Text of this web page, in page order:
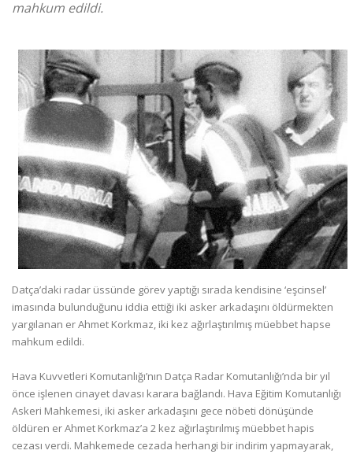
mahkum edildi.
Datça’daki radar üssünde görev yaptığı sırada kendisine ‘eşcinsel’
imasında bulunduğunu iddia ettiği iki asker arkadaşını öldürmekten
yargılanan er Ahmet Korkmaz, iki kez ağırlaştırılmış müebbet hapse
mahkum edildi.
Hava Kuvvetleri Komutanlığı’nın Datça Radar Komutanlığı’nda bir yıl
önce işlenen cinayet davası karara bağlandı. Hava Eğitim Komutanlığı
Askeri Mahkemesi, iki asker arkadaşını gece nöbeti dönüşünde
öldüren er Ahmet Korkmaz’a 2 kez ağırlaştırılmış müebbet hapis
cezası verdi. Mahkemede cezada herhangi bir indirim yapmayarak,